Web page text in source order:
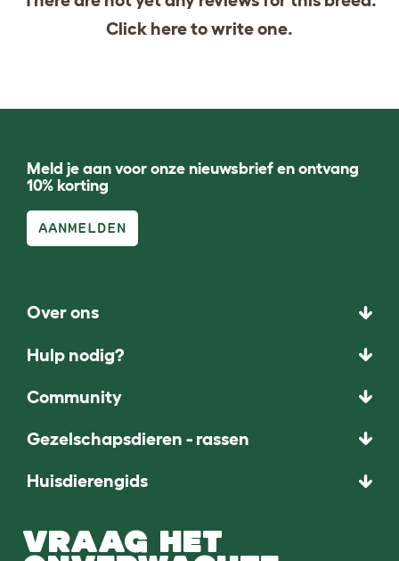
Click hereto write one.
Meld je aan voor onze nieuwsbrief en ontvang
10% korting
AANMELDEN
Over ons
Hulp nodig?
Community
Gezelschapsdieren - rassen
Huisdierengids
VRAAG HET